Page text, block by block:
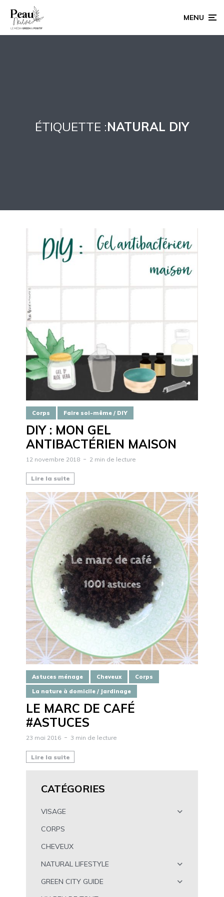
MENU
ÉTIQUETTE :NATURAL DIY
Corps Faire soi-même / DIY
DIY : MON GEL
ANTIBACTÉRIEN MAISON
12 novembre 2018 2 min de lecture
Lire la suite
Astuces ménage Cheveux Corps
La nature à domicile / Jardinage
LE MARC DE CAFÉ
#ASTUCES
23 mai 2016 3 min de lecture
Lire la suite
CATÉGORIES
VISAGE
CORPS
CHEVEUX
NATURAL LIFESTYLE
GREEN CITY GUIDE